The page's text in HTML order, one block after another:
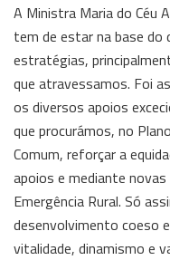
A Ministra Maria do Céu
tem de estar na base do
estratégias,
que atravessamos. Foi
os diversos apoios
que procurámos, no
Comum, reforçar a
apoios e mediante
Emergência Rural. Só
desenvolvimento coeso
vitalidade, dinamismo e